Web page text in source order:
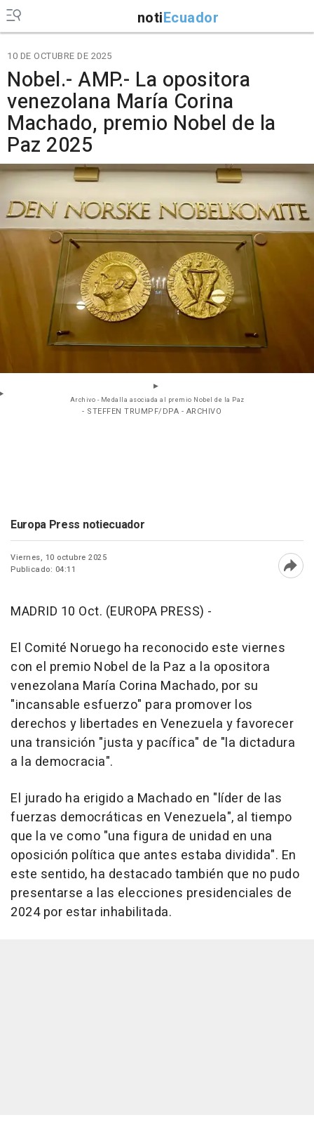
notiEcuador
10 DE OCTUBRE DE 2025
Nobel.- AMP.- La opositora
venezolana María Corina
Machado, premio Nobel de la
Paz 2025
Archivo - Medalla asociada al premio Nobel de la Paz
- STEFFEN TRUMPF/DPA - ARCHIVO
Europa Press notiecuador
Viernes, 10 octubre 2025
Publicado: 04:11
MADRID 10 Oct. (EUROPA PRESS) -
El Comité Noruego ha reconocido este viernes
con el premio Nobel de la Paz a la opositora
venezolana María Corina Machado, por su
"incansable esfuerzo" para promover los
derechos y libertades en Venezuela y favorecer
una transición "justa y pacífica" de "la dictadura
a la democracia".
El jurado ha erigido a Machado en "líder de las
fuerzas democráticas en Venezuela", al tiempo
que la ve como "una figura de unidad en una
oposición política que antes estaba dividida". En
este sentido, ha destacado también que no pudo
presentarse a las elecciones presidenciales de
2024 por estar inhabilitada.